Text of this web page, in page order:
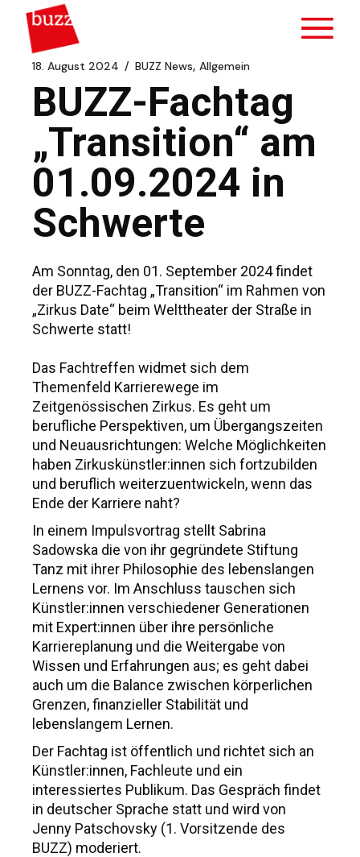
Inhalt
springen
18. August 2024 BUZZ News Allgemein
BUZZ-Fachtag
„Transition“ am
01.09.2024 in
Schwerte
Am Sonntag, den 01. September 2024 findet
der BUZZ-Fachtag „Transition“ im Rahmen von
„Zirkus Date“ beim Welttheater der Straße in
Schwerte statt!
Das Fachtreffen widmet sich dem
Themenfeld Karrierewege im
Zeitgenössischen Zirkus. Es geht um
berufliche Perspektiven, um Übergangszeiten
und Neuausrichtungen: Welche Möglichkeiten
haben Zirkuskünstler:innen sich fortzubilden
und beruflich weiterzuentwickeln, wenn das
Ende der Karriere naht?
In einem Impulsvortrag stellt Sabrina
Sadowska die von ihr gegründete Stiftung
Tanz mit ihrer Philosophie des lebenslangen
Lernens vor. Im Anschluss tauschen sich
Künstler:innen verschiedener Generationen
mit Expert:innen über ihre persönliche
Karriereplanung und die Weitergabe von
Wissen und Erfahrungen aus; es geht dabei
auch um die Balance zwischen körperlichen
Grenzen, finanzieller Stabilität und
lebenslangem Lernen.
Der Fachtag ist öffentlich und richtet sich an
Künstler:innen, Fachleute und ein
interessiertes Publikum. Das Gespräch findet
in deutscher Sprache statt und wird von
Jenny Patschovsky (1. Vorsitzende des
BUZZ) moderiert.